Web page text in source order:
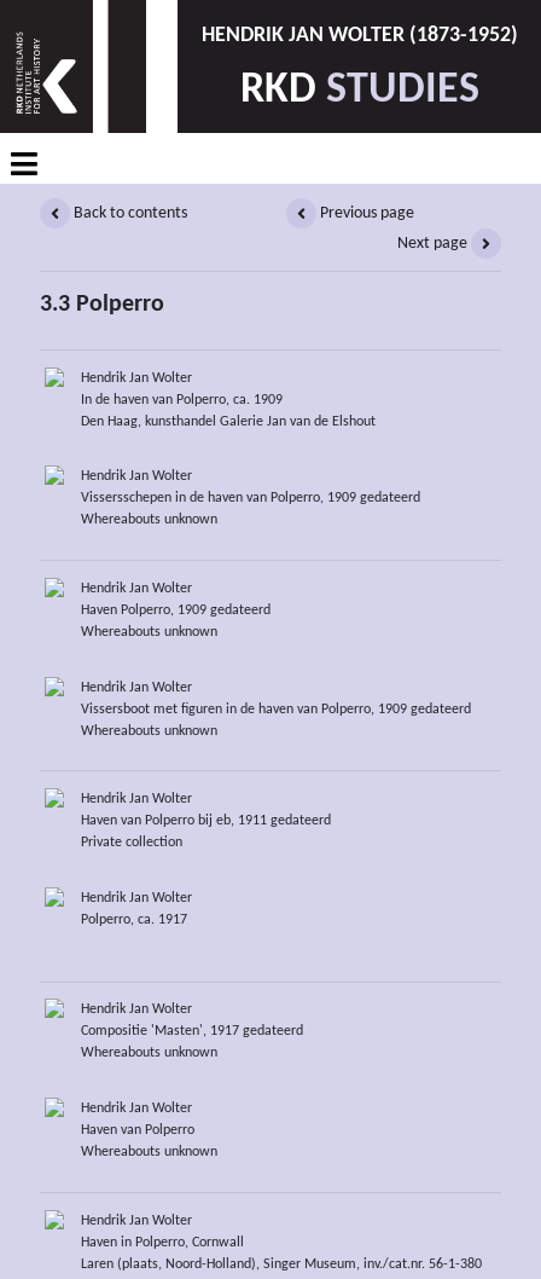
HENDRIK JAN WOLTER (1873-1952)
RKD STUDIES
Back to contents
Previous page
Next page
3.3 Polperro
Hendrik Jan Wolter
In de haven van Polperro, ca. 1909
Den Haag, kunsthandel Galerie Jan van de Elshout
Hendrik Jan Wolter
Vissersschepen in de haven van Polperro, 1909 gedateerd
Whereabouts unknown
Hendrik Jan Wolter
Haven Polperro, 1909 gedateerd
Whereabouts unknown
Hendrik Jan Wolter
Vissersboot met figuren in de haven van Polperro, 1909 gedateerd
Whereabouts unknown
Hendrik Jan Wolter
Haven van Polperro bij eb, 1911 gedateerd
Private collection
Hendrik Jan Wolter
Polperro, ca. 1917
Hendrik Jan Wolter
Compositie 'Masten', 1917 gedateerd
Whereabouts unknown
Hendrik Jan Wolter
Haven van Polperro
Whereabouts unknown
Hendrik Jan Wolter
Haven in Polperro, Cornwall
Laren (plaats, Noord-Holland), Singer Museum, inv./cat.nr. 56-1-380